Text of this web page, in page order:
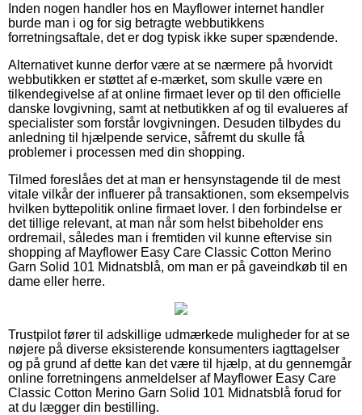
Inden nogen handler hos en Mayflower internet handler
burde man i og for sig betragte webbutikkens
forretningsaftale, det er dog typisk ikke super spændende.
Alternativet kunne derfor være at se nærmere på hvorvidt
webbutikken er støttet af e-mærket, som skulle være en
tilkendegivelse af at online firmaet lever op til den officielle
danske lovgivning, samt at netbutikken af og til evalueres af
specialister som forstår lovgivningen. Desuden tilbydes du
anledning til hjælpende service, såfremt du skulle få
problemer i processen med din shopping.
Tilmed foreslåes det at man er hensynstagende til de mest
vitale vilkår der influerer på transaktionen, som eksempelvis
hvilken byttepolitik online firmaet lover. I den forbindelse er
det tillige relevant, at man når som helst bibeholder ens
ordremail, således man i fremtiden vil kunne eftervise sin
shopping af Mayflower Easy Care Classic Cotton Merino
Garn Solid 101 Midnatsblå, om man er på gaveindkøb til en
dame eller herre.
Trustpilot fører til adskillige udmærkede muligheder for at se
nøjere på diverse eksisterende konsumenters iagttagelser
og på grund af dette kan det være til hjælp, at du gennemgår
online forretningens anmeldelser af Mayflower Easy Care
Classic Cotton Merino Garn Solid 101 Midnatsblå forud for
at du lægger din bestilling.